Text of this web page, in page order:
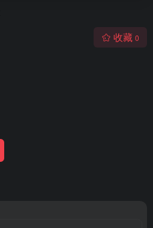
收藏 0